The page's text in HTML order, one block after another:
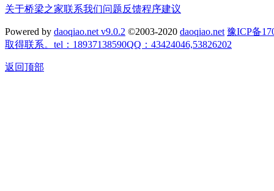
关于桥梁之家联系我们问题反馈程序建议
Powered by daoqiao.net v9.0.2 ©2003-2020 daoqiao.net 豫ICP备
取得联系。tel：18937138590QQ：43424046,53826202
返回顶部